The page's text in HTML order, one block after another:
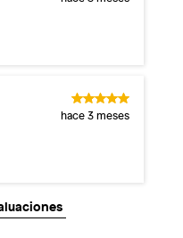
hace 3 meses